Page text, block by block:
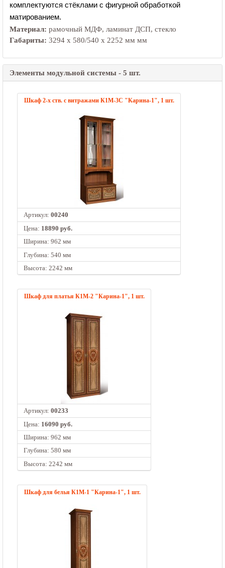
комплектуются стёклами с фигурной обработкой
матированием.
Материал: рамочный МДФ, ламинат ДСП, стекло
Габариты: 3294 х 580/540 х 2252 мм мм
Элементы модульной системы - 5 шт.
Шкаф 2-х ств. с витражами К1М-3С "Карина-1", 1 шт.
Артикул: 00240
Цена: 18890 руб.
Ширина: 962 мм
Глубина: 540 мм
Высота: 2242 мм
Шкаф для платья К1М-2 "Карина-1", 1 шт.
Артикул: 00233
Цена: 16090 руб.
Ширина: 962 мм
Глубина: 580 мм
Высота: 2242 мм
Шкаф для белья К1М-1 "Карина-1", 1 шт.